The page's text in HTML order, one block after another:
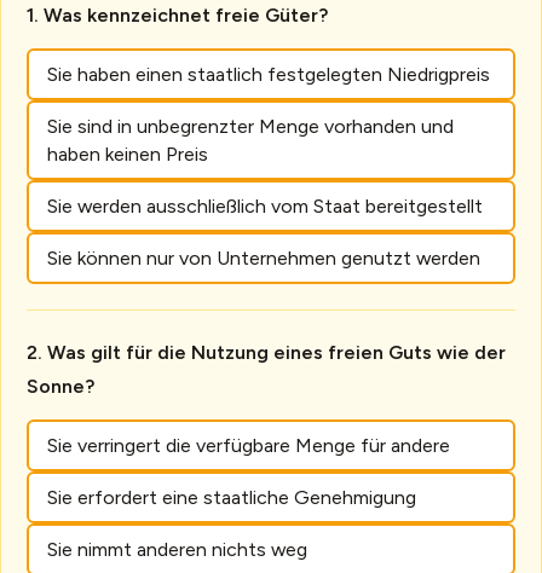
Was kennzeichnet freie Güter?
Sie haben einen staatlich festgelegten Niedrigpreis
Sie sind in unbegrenzter Menge vorhanden und
haben keinen Preis
Sie werden ausschließlich vom Staat bereitgestellt
Sie können nur von Unternehmen genutzt werden
Was gilt für die Nutzung eines freien Guts wie der
Sonne?
Sie verringert die verfügbare Menge für andere
Sie erfordert eine staatliche Genehmigung
Sie nimmt anderen nichts weg